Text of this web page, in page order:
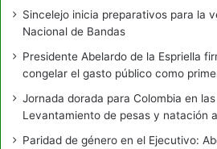
Sincelejo inicia preparativos para la
Nacional de Bandas
Presidente Abelardo de la Espriella
congelar el gasto público como
Jornada dorada para Colombia en
Levantamiento de pesas y natación
Paridad de género en el Ejecutivo: